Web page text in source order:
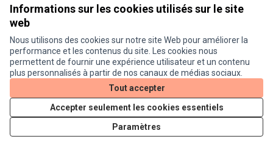
Informations sur les cookies utilisés sur le site
web
Nous utilisons des cookies sur notre site Web pour améliorer la
performance et les contenus du site. Les cookies nous
permettent de fournir une expérience utilisateur et un contenu
plus personnalisés à partir de nos canaux de médias sociaux.
Tout accepter
Accepter seulement les cookies essentiels
Paramètres
Conditions d'utilisation
Paramètres des cookies
Je participe ! sur X
(Lien externe)
Je participe ! sur Facebook
Je participe ! sur Instagram
Site réalisé grâce aulogiciel libre Decidim .
Licence
(Lien